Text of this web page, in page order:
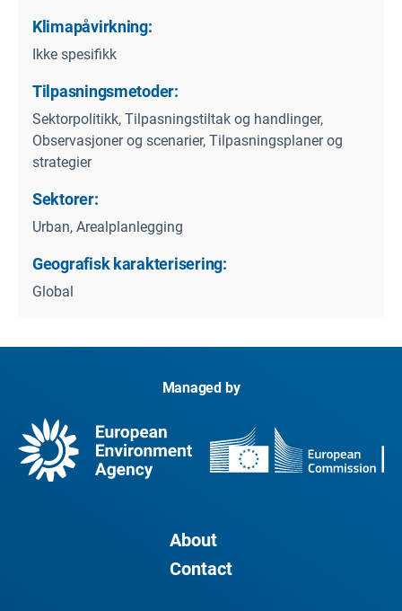
Klimapåvirkning:
Ikke spesifikk
Tilpasningsmetoder:
Sektorpolitikk, Tilpasningstiltak og handlinger,
Observasjoner og scenarier, Tilpasningsplaner og
strategier
Sektorer:
Urban, Arealplanlegging
Geografisk karakterisering:
Global
Managed by
About
Contact